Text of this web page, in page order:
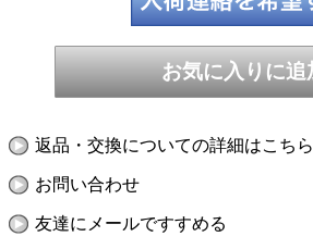
返品・交換についての詳細はこちら
お問い合わせ
友達にメールですすめる